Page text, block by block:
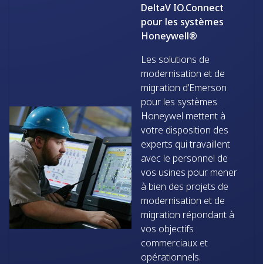
DeltaV IO.Connect
pour les systèmes
Honeywell®
Les solutions de
modernisation et de
migration d’Emerson
pour les systèmes
Honeywel mettent à
votre disposition des
experts qui travaillent
avec le personnel de
vos usines pour mener
à bien des projets de
modernisation et de
migration répondant à
vos objectifs
commerciaux et
opérationnels.